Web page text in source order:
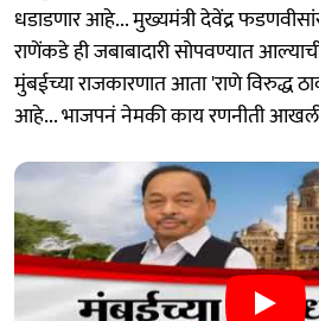
धडाडणार आहे... मुख्यमंत्री देवेंद्र
राणेंकडे ही जबाबादारी सोपवण्यात
मुंबईच्या राजकारणात आता 'राणे विरुद्ध
आहे... भाजपनं नेमकी काय रणनीती